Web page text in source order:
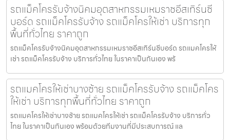
รถแม็คโครรับจ้างนิคมอุตสาหกรรมเหมราชอีสเทิร์นซี
บอร์ด รถแม็คโครรับจ้าง รถแม็คโครให้เช่า บริการทุก
พื้นที่ทั่วไทย ราคาถูก
รถแม็คโครรับจ้างนิคมอุตสาหกรรมเหมราชอีสเทิร์นซีบอร์ด รถแมคโครให้
เช่า รถแม็คโครรับจ้าง บริการทั่วไทย ในราคาเป็นกันเอง พร้
รถแมคโครให้เช่าบางซ้าย รถแม็คโครรับจ้าง รถแม็คโคร
ให้เช่า บริการทุกพื้นที่ทั่วไทย ราคาถูก
รถแมคโครให้เช่าบางซ้าย รถแมคโครให้เช่า รถแม็คโครรับจ้าง บริการทั่ว
ไทย ในราคาเป็นกันเอง พร้อมด้วยทีมงานที่มีประสบการณ์ แล